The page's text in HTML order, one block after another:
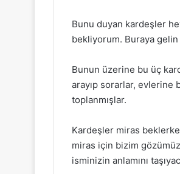
Bunu duyan kardeşler
bekliyorum. Buraya gelin
Bunun üzerine bu üç
arayıp sorarlar, evlerine
toplanmışlar.
Kardeşler miras
miras için bizim
isminizin anlamını